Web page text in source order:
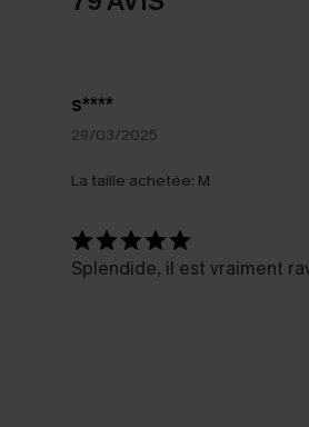
s****
29/03/2025
La taille achetée: M
Splendide, il est vraiment